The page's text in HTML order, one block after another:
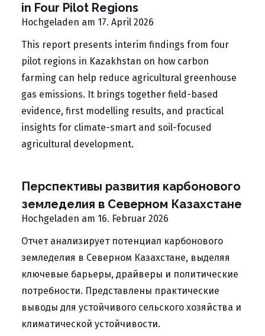
in Four Pilot Regions
Hochgeladen am 17. April 2026
This report presents interim findings from four
pilot regions in Kazakhstan on how carbon
farming can help reduce agricultural greenhouse
gas emissions. It brings together field-based
evidence, first modelling results, and practical
insights for climate-smart and soil-focused
agricultural development.
Перспективы развития карбонового
земледелия в Северном Казахстане
Hochgeladen am 16. Februar 2026
Отчет анализирует потенциал карбонового
земледелия в Северном Казахстане, выделяя
ключевые барьеры, драйверы и политические
потребности. Представлены практические
выводы для устойчивого сельского хозяйства и
климатической устойчивости.